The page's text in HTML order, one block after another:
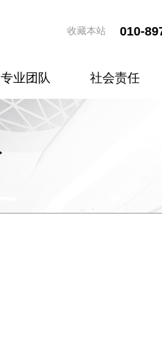
收藏本站 010-
专业团队 社会责任